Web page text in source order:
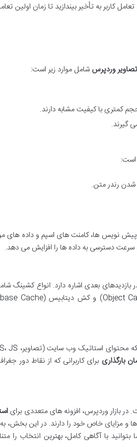
کاربر به تأخیر بیندازید تا زمان اولین
وردپرس شامل موارد زیر است:
گیرند.
است:
شدن رندر متن.
نویس ها، کامنت های اسپم و داده های
سرعت دسترسی به داده ها را افزایش می دهد.
بعدی اشاره دارد. انواع کشینگ
بارگذاری برای کاربرانی که از نقاط دور
در بازار وردپرس، افزونه های متعددی برای
و مزایای خاص خود را دارند. در این بخش،
با آگاهی کامل، بهترین انتخاب را